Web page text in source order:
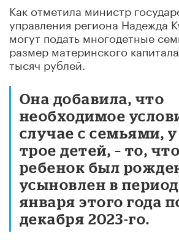
Как отметила министр
управления региона Надежда
могут подать многодетные
размер материнского
тысяч рублей.
Она добавила, что
необходимое
случае с семьями,
трое детей, – то,
ребенок был
усыновлен в период
января этого года
декабря 2023-го.